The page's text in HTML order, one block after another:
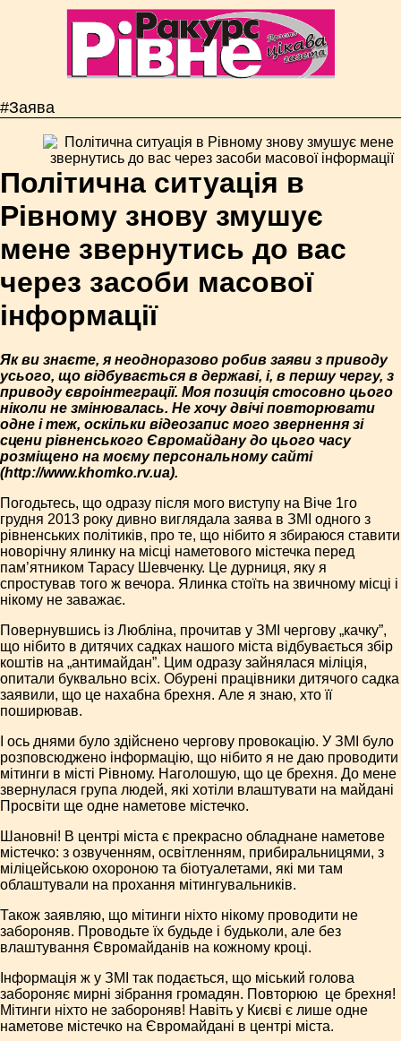
#Заява
Політична ситуація в
Рівному знову змушує
мене звернутись до вас
через засоби масової
інформації
Як ви знаєте, я неодноразово робив заяви з приводу
усього, що відбувається в державі, і, в першу чергу, з
приводу євроінтеграції. Моя позиція стосовно цього
ніколи не змінювалась. Не хочу двічі повторювати
одне і теж, оскільки відеозапис мого звернення зі
сцени рівненського Євромайдану до цього часу
розміщено на моєму персональному сайті
(http://www.khomko.rv.ua).
Погодьтесь, що одразу після мого виступу на Віче 1­го
грудня 2013 року дивно виглядала заява в ЗМІ одного з
рівненських політиків, про те, що ніби­то я збираюся ставити
новорічну ялинку на місці наметового містечка перед
пам’ятником Тарасу Шевченку. Це дурниця, яку я
спростував того ж вечора. Ялинка стоїть на звичному місці і
нікому не заважає.
Повернувшись із Любліна, прочитав у ЗМІ чергову „качку”,
що ніби­то в дитячих садках нашого міста відбувається збір
коштів на „антимайдан”. Цим одразу зайнялася міліція,
опитали буквально всіх. Обурені працівники дитячого садка
заявили, що це нахабна брехня. Але я знаю, хто її
поширював.
І ось днями було здійснено чергову провокацію. У ЗМІ було
розповсюджено інформацію, що ніби­то я не даю проводити
мітинги в місті Рівному. Наголошую, що це брехня. До мене
звернулася група людей, які хотіли влаш­тувати на майдані
Просвіти ще одне наметове містечко.
Шановні! В центрі міста є прекрасно обладнане наметове
містечко: з озвученням, освітленням, прибиральницями, з
міліцейською охороною та біотуалетами, які ми там
облаштували на прохання мітингувальників.
Також заявляю, що мітинги ніхто нікому проводити не
забороняв. Проводьте їх будь­де і будь­коли, але без
влаштування Євромайданів на кожному кроці.
Інформація ж у ЗМІ так подається, що міський голова
забороняє мирні зібрання громадян. Повторюю ­ це брехня!
Мітинги ніхто не забороняв! Навіть у Києві є лише одне
наметове містечко на Євромайдані в центрі міста.